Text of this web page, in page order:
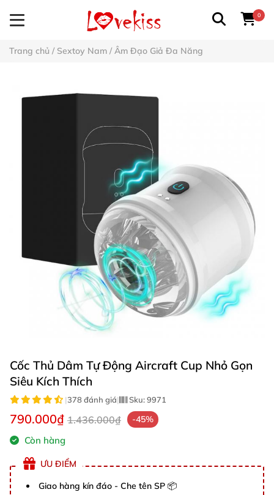
0
Trang chủ / Sextoy Nam / Âm Đạo Giả Đa Năng
Cốc Thủ Dâm Tự Động Aircraft Cup Nhỏ Gọn
Siêu Kích Thích
|378 đánh giá| Sku:9971
790.000₫ 1.436.000₫ -45%
Còn hàng
ƯU ĐIỂM
Giao hàng kín đáo - Che tên SP 📦